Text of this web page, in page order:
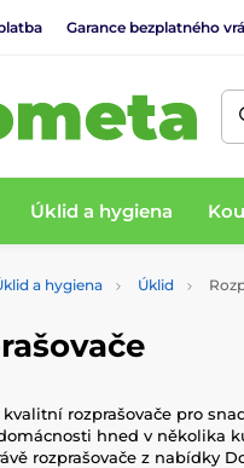
Garance bezplatného
Úklid a hygiena
a hygiena Úklid
rozprašovače pro
hned v několika
rozprašovače z nabídky